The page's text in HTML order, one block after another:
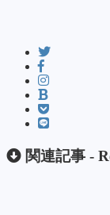
関連記事 -